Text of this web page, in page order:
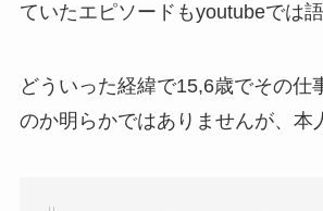
ていたエピソードもyoutubeでは
どういった経緯で15,6歳でその仕
のか明らかではありませんが、本